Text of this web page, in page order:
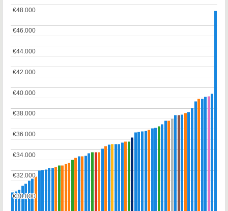
€30.000
€30.000
€32.000
€32.000
€34.000
€34.000
€36.000
€36.000
€38.000
€38.000
€40.000
€40.000
€42.000
€42.000
€44.000
€44.000
€46.000
€46.000
€48.000
€48.000